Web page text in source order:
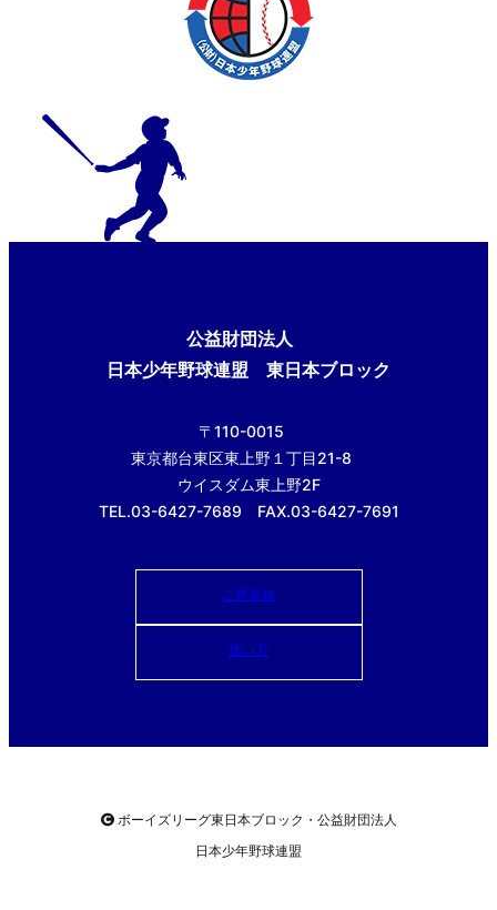
公益財団法人
日本少年野球連盟 東日本ブロック
〒110-0015
東京都台東区東上野１丁目21-8
ウイスダム東上野2F
TEL.03-6427-7689 FAX.03-6427-7691
ご意見箱
使い方
ボーイズリーグ東日本ブロック・公益財団法人
日本少年野球連盟